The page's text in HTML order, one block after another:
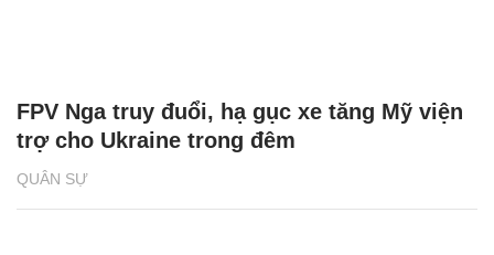
QUÂN SỰ
FPV Nga truy đuổi, hạ gục xe tăng Mỹ viện
trợ cho Ukraine trong đêm